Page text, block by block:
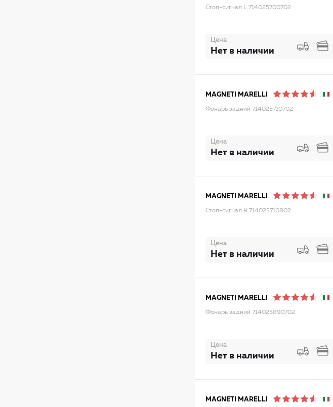
Стоп-сигнал L 714025700702
Цена
Нет в наличии
MAGNETI MARELLI
Фонарь задний 714025710702
Цена
Нет в наличии
MAGNETI MARELLI
Стоп-сигнал R 714025710802
Цена
Нет в наличии
MAGNETI MARELLI
Фонарь задний 714025890702
Цена
Нет в наличии
MAGNETI MARELLI